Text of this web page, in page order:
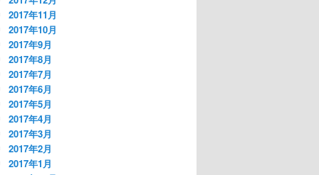
2017年11月
2017年10月
2017年9月
2017年8月
2017年7月
2017年6月
2017年5月
2017年4月
2017年3月
2017年2月
2017年1月